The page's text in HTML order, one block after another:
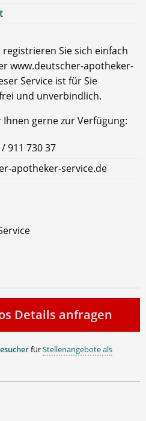
Sie sich einfach
www.deutscher-apotheker-
Service ist für Sie
und unverbindlich.
gerne zur Verfügung:
911 730 37
apotheker-service.de
Details anfragen
fürStellenangebote als